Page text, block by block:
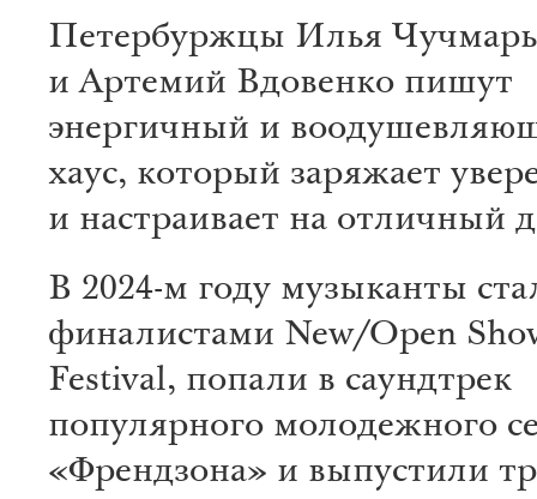
Петербуржцы Илья Чучмарь
и Артемий Вдовенко пишут
энергичный и
хаус, который заряжает
и настраивает на отличный
В 2024-м году музыканты
финалистами New/Open
Festival, попали в саундтрек
популярного молодежного
«Френдзона» и выпустили